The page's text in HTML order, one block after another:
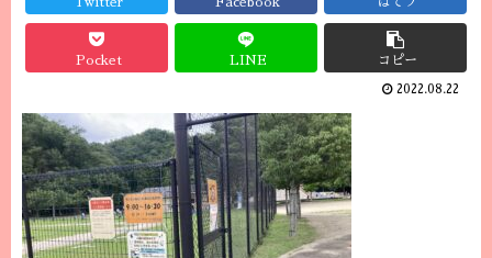
Pocket LINE コピー
2022.08.22